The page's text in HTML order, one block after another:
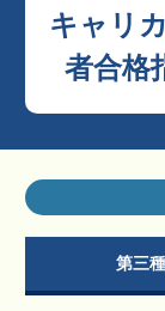
キャリ
者合格
第三